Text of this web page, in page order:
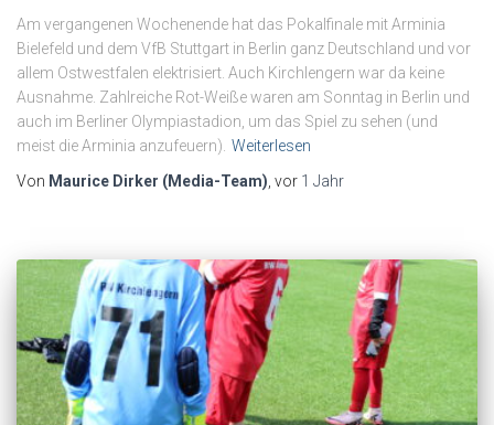
Am vergangenen Wochenende hat das Pokalfinale mit Arminia
Bielefeld und dem VfB Stuttgart in Berlin ganz Deutschland und vor
allem Ostwestfalen elektrisiert. Auch Kirchlengern war da keine
Ausnahme. Zahlreiche Rot-Weiße waren am Sonntag in Berlin und
auch im Berliner Olympiastadion, um das Spiel zu sehen (und
meist die Arminia anzufeuern). Weiterlesen
Von Maurice Dirker (Media-Team) , vor 1 Jahr